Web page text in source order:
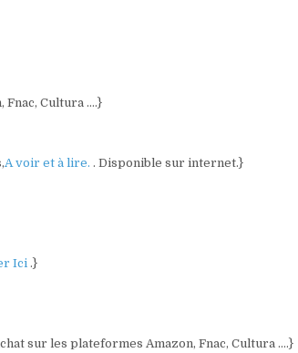
Fnac, Cultura ….}
A voir et à lire. . Disponible sur internet.}
Ici .}
sur les plateformes Amazon, Fnac, Cultura ….}